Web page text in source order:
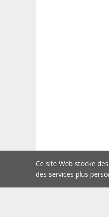
Ce site Web stocke
des services plus